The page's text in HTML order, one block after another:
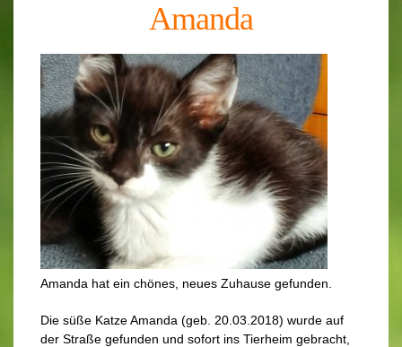
Amanda
Amanda hat ein chönes, neues Zuhause gefunden.
Die süße Katze Amanda (geb. 20.03.2018) wurde auf
der Straße gefunden und sofort ins Tierheim gebracht,